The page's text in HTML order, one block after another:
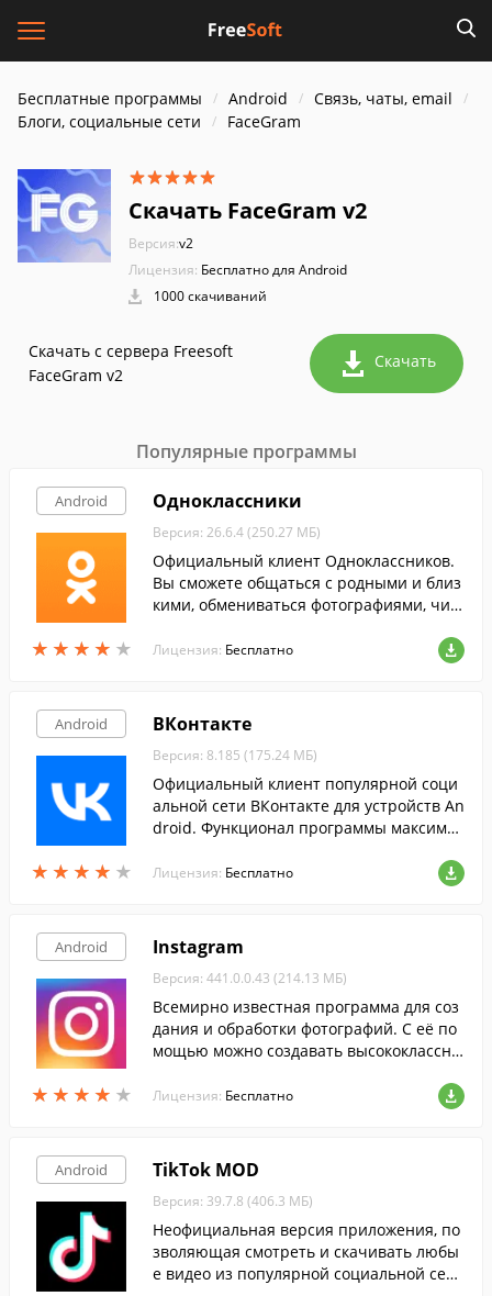
Бесплатные программы Android
Связь, чаты, email
Блоги, социальные сети
FaceGram
Скачать FaceGram v2
Версия:v2
Лицензия: Бесплатно для Android
1000 скачиваний
Скачать с сервера Freesoft
FaceGram v2
Скачать
Популярные программы
Android
★ ★ ★ ★ ★
★ ★ ★ ★ ★
Одноклассники
Версия: 26.6.4 (250.27 МБ)
Официальный клиент Одноклассников.
Вы сможете общаться с родными и близ
кими, обмениваться фотографиями, чит
ществлять бесплатные звонки через ин
Лицензия: Бесплатно
Android
★ ★ ★ ★ ★
★ ★ ★ ★ ★
ВКонтакте
Версия: 8.185 (175.24 МБ)
Официальный клиент популярной соци
альной сети ВКонтакте для устройств An
droid. Функционал программы максимал
Лицензия: Бесплатно
Android
★ ★ ★ ★ ★
★ ★ ★ ★ ★
Instagram
Версия: 441.0.0.43 (214.13 МБ)
Всемирно известная программа для соз
дания и обработки фотографий. С её по
мощью можно создавать высококлассны
е количество бесплатных фильтров и эф
Лицензия: Бесплатно
Android TikTok MOD
Версия: 39.7.8 (406.3 МБ)
Неофициальная версия приложения, по
зволяющая смотреть и скачивать любы
е видео из популярной социальной сет